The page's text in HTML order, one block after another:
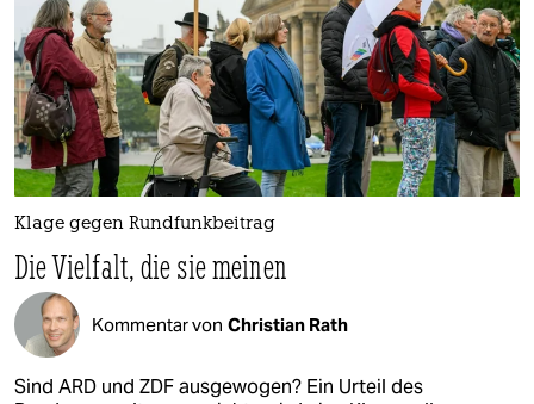
Klage gegen Rundfunkbeitrag
Die Vielfalt, die sie meinen
Kommentar von Christian Rath
Sind ARD und ZDF ausgewogen? Ein Urteil des